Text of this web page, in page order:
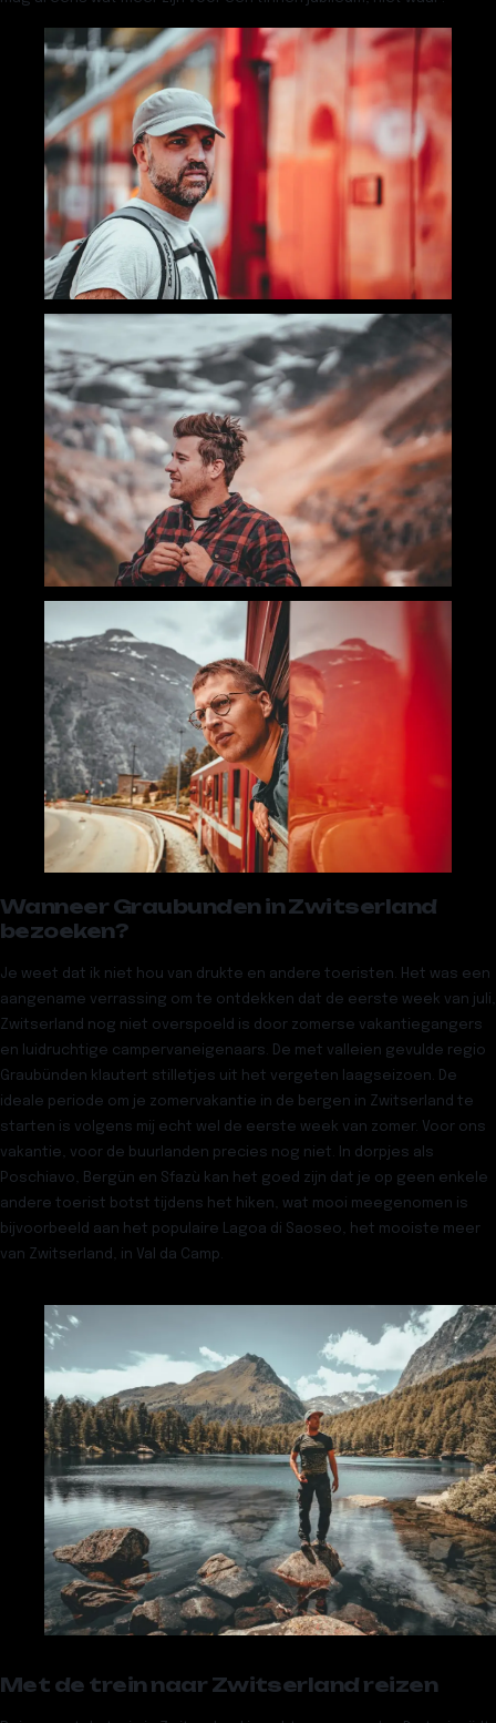
Wanneer Graubunden in Zwitserland
bezoeken?
Je weet dat ik niet hou van drukte en andere toeristen. Het was een
aangename verrassing om te ontdekken dat de eerste week van juli,
Zwitserland nog niet overspoeld is door zomerse vakantiegangers
en luidruchtige campervaneigenaars. De met valleien gevulde regio
Graubünden klautert stilletjes uit het vergeten laagseizoen. De
ideale periode om je zomervakantie in de bergen in Zwitserland te
starten is volgens mij echt wel de eerste week van zomer. Voor ons
vakantie, voor de buurlanden precies nog niet. In dorpjes als
Poschiavo, Bergün en Sfazù kan het goed zijn dat je op geen enkele
andere toerist botst tijdens het hiken, wat mooi meegenomen is
bijvoorbeeld aan het populaire Lagoa di Saoseo, het mooiste meer
van Zwitserland, in Val da Camp.
Met de trein naar Zwitserland reizen